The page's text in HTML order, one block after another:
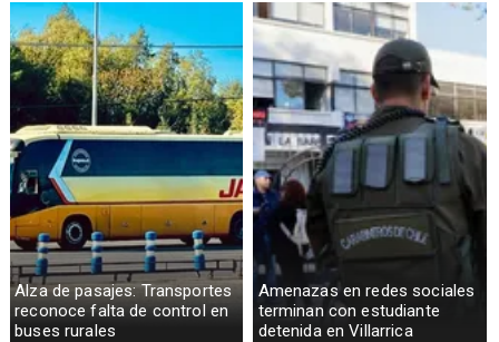
Alza de pasajes: Transportes
reconoce falta de control en
buses rurales
Amenazas en redes sociales
terminan con estudiante
detenida en Villarrica